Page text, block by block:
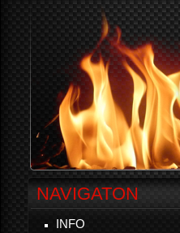
NAVIGATON
INFO